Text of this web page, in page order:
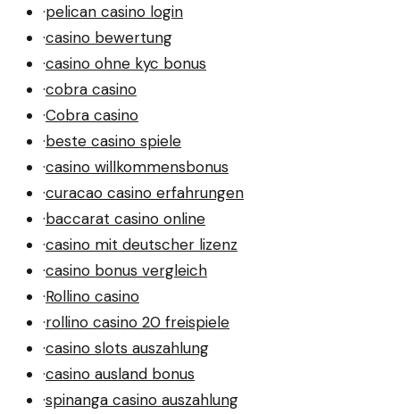
·pelican casino login
·casino bewertung
·casino ohne kyc bonus
·cobra casino
·Cobra casino
·beste casino spiele
·casino willkommensbonus
·curacao casino erfahrungen
·baccarat casino online
·casino mit deutscher lizenz
·casino bonus vergleich
·Rollino casino
·rollino casino 20 freispiele
·casino slots auszahlung
·casino ausland bonus
·spinanga casino auszahlung